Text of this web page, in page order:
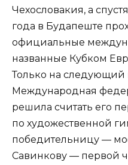
Чехословакия, а
года в Будапеште
официальные
названные Кубком
Только на следующий
Международная
решила считать его
по художественной
победительницу —
Савинкову — первой